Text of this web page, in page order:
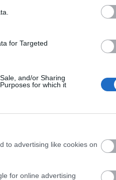
for Targeted
and/or Sharing
for which it
to advertising like cookies on
for online advertising